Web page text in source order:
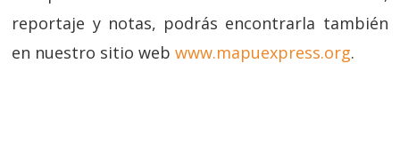
reportaje y notas, podrás encontrarla también
en nuestro sitio webwww.mapuexpress.org.